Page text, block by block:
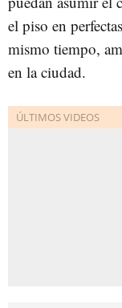
el piso en
mismo tiempo,
en la ciudad.